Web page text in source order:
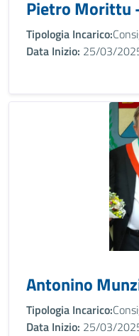
Pietro Morittu
Tipologia Incarico:
Data Inizio: 25/03/
Antonino
Tipologia Incarico:
Data Inizio: 25/03/